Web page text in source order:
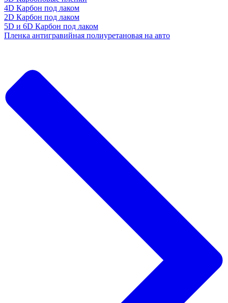
4D Карбон под лаком
2D Карбон под лаком
5D и 6D Карбон под лаком
Пленка антигравийная полиуретановая на авто